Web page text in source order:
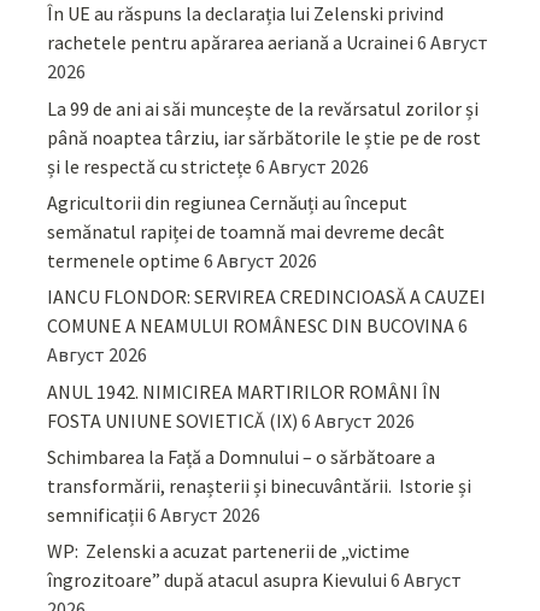
În UE au răspuns la declarația lui Zelenski privind
rachetele pentru apărarea aeriană a Ucrainei 6 Август
2026
La 99 de ani ai săi muncește de la revărsatul zorilor și
până noaptea târziu, iar sărbătorile le știe pe de rost
și le respectă cu strictețe 6 Август 2026
Agricultorii din regiunea Cernăuți au început
semănatul rapiței de toamnă mai devreme decât
termenele optime 6 Август 2026
IANCU FLONDOR: SERVIREA CREDINCIOASĂ A CAUZEI
COMUNE A NEAMULUI ROMÂNESC DIN BUCOVINA6
Август 2026
ANUL 1942. NIMICIREA MARTIRILOR ROMÂNI ÎN
FOSTA UNIUNE SOVIETICĂ (IX) 6 Август 2026
Schimbarea la Față a Domnului – o sărbătoare a
transformării, renașterii și binecuvântării. Istorie și
semnificații 6 Август 2026
WP: Zelenski a acuzat partenerii de „victime
îngrozitoare” după atacul asupra Kievului 6 Август